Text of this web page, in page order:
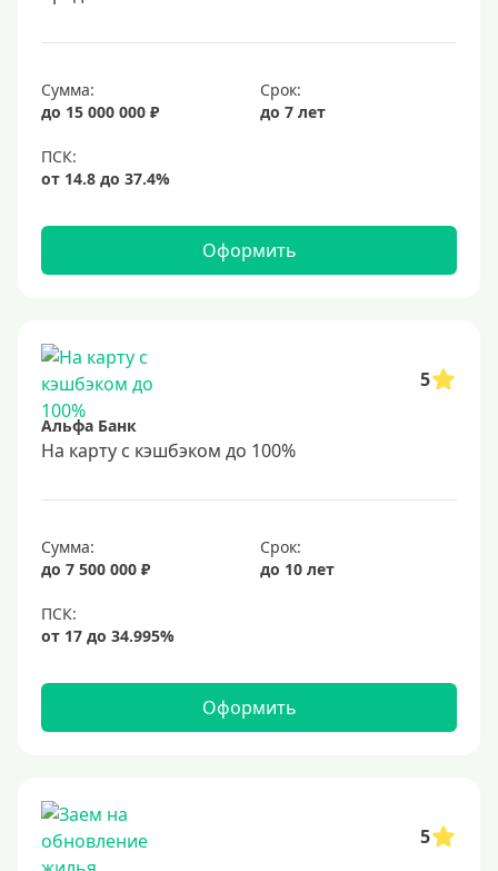
Сумма:
до 15 000 000 ₽
Срок:
до 7 лет
Оформить
5
Альфа Банк
На карту с кэшбэком до 100%
Сумма:
до 7 500 000 ₽
Срок:
до 10 лет
Оформить
5